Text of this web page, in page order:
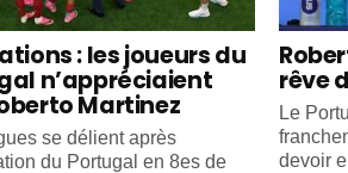
: les joueurs du
n’appréciaient
Martinez
se délient après
du Portugal en 8es de
rêve
Le
devoir